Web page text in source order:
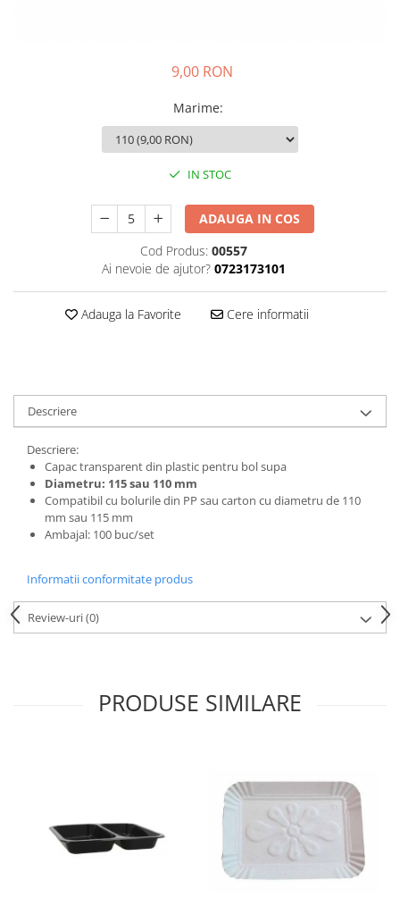
9,00 RON
Marime:
IN STOC
ADAUGA IN COS
Cod Produs: 00557
Ai nevoie de ajutor? 0723173101
Adauga la Favorite Cere informatii
Descriere
Descriere:
Capac transparent din plastic pentru bol supa
Diametru: 115 sau 110 mm
Compatibil cu bolurile din PP sau carton cu diametru de 110
mm sau 115 mm
Ambajal: 100 buc/set
Informatii conformitate produs
Review-uri(0)
PRODUSE SIMILARE